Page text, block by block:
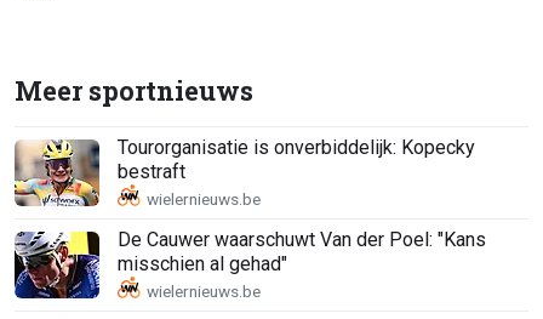
Meer sportnieuws
Tourorganisatie is onverbiddelijk: Kopecky
bestraft
De Cauwer waarschuwt Van der Poel: "Kans
misschien al gehad"